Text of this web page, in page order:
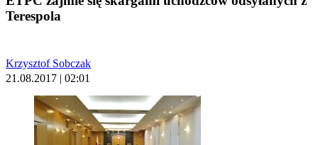
Terespola
Krzysztof Sobczak
21.08.2017 | 02:01